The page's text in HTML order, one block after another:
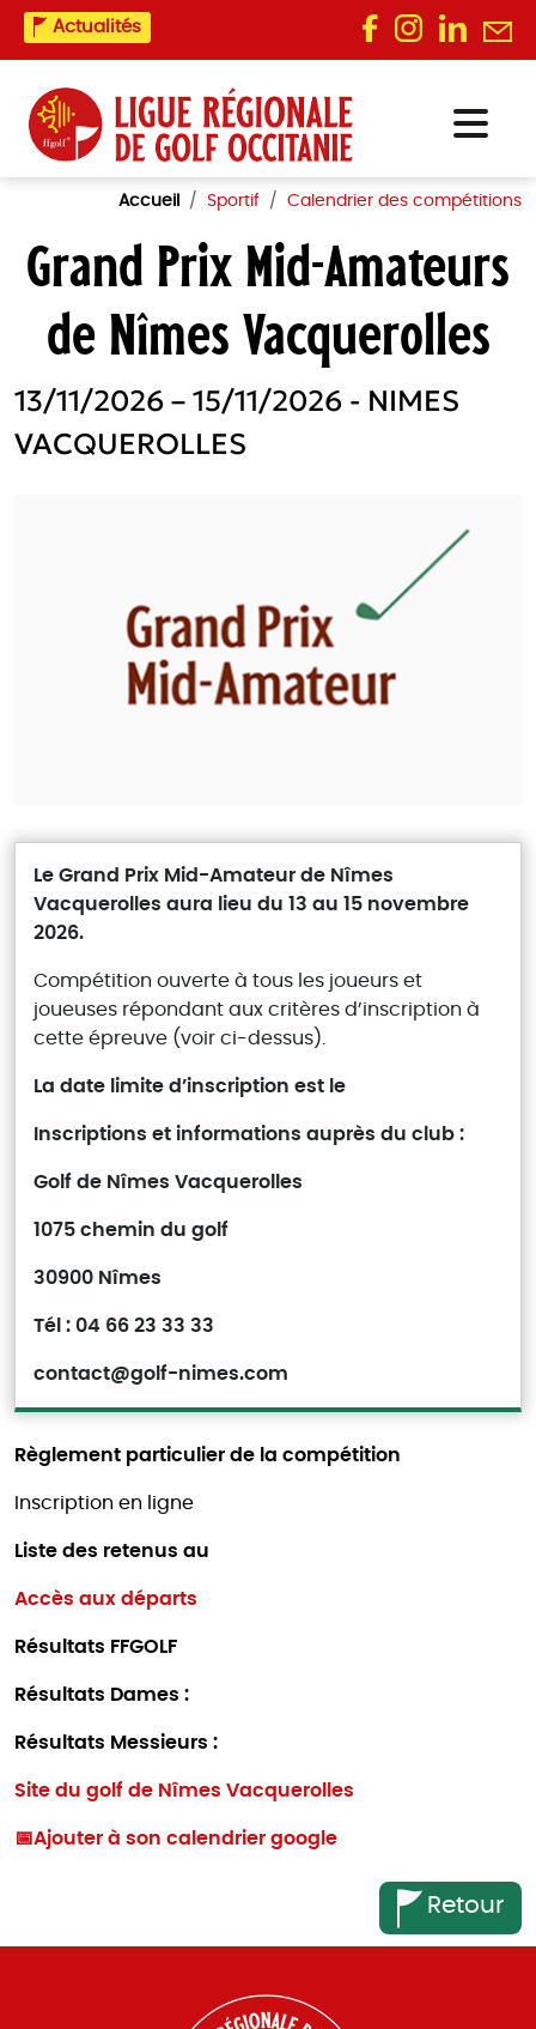
Actualités
Accueil Sportif Calendrier des compétitions
Grand Prix Mid-Amateurs
de Nîmes Vacquerolles
13/11/2026 – 15/11/2026 - NIMES
VACQUEROLLES
Le Grand Prix Mid-Amateur de Nîmes
Vacquerolles aura lieu du 13 au 15 novembre
2026.
Compétition ouverte à tous les joueurs et
joueuses répondant aux critères d’inscription à
cette épreuve (voir ci-dessus).
La date limite d’inscription est le
Inscriptions et informations auprès du club :
Golf de Nîmes Vacquerolles
1075 chemin du golf
30900 Nîmes
Tél : 04 66 23 33 33
contact@golf-nimes.com
Règlement particulier de la compétition
Inscription en ligne
Liste des retenus au
Accès aux départs
Résultats FFGOLF
Résultats Dames :
Résultats Messieurs :
Site du golf de Nîmes Vacquerolles
📅Ajouter à son calendrier google
Retour